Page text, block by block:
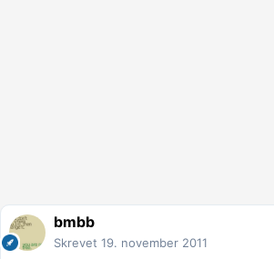
bmbb
Skrevet 19. november 2011